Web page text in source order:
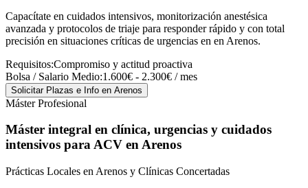
Capacítate en cuidados intensivos, monitorización anestésica
avanzada y protocolos de triaje para responder rápido y con total
precisión en situaciones críticas de urgencias en en Arenos.
Requisitos:Compromiso y actitud proactiva
Bolsa / Salario Medio:1.600€ - 2.300€ / mes
Solicitar Plazas e Info en Arenos
Máster Profesional
Máster integral en clínica, urgencias y cuidados
intensivos para ACV en Arenos
Prácticas Locales en Arenos y Clínicas Concertadas